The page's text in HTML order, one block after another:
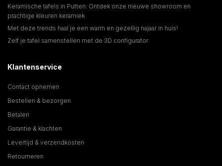
Keramische tafels in Putten: Ontdek onze nieuwe showroom en
prachtige kleuren keramiek
Met deze trends haal je een warm en gezellig najaar in huis!
Zelf je tafel samenstellen met de 3D configurator
Klantenservice
Contact opnemen
Bestellen & bezorgen
Betalen
Garantie & klachten
Levertijd & verzendkosten
Retourneren